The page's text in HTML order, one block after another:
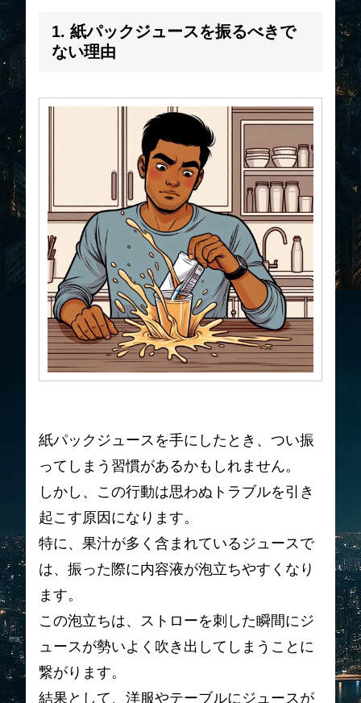
1. 紙パックジュースを振るべきで
ない理由
紙パックジュースを手にしたとき、つい振
ってしまう習慣があるかもしれません。
しかし、この行動は思わぬトラブルを引き
起こす原因になります。
特に、果汁が多く含まれているジュースで
は、振った際に内容液が泡立ちやすくなり
ます。
この泡立ちは、ストローを刺した瞬間にジ
ュースが勢いよく吹き出してしまうことに
繋がります。
結果として、洋服やテーブルにジュースが